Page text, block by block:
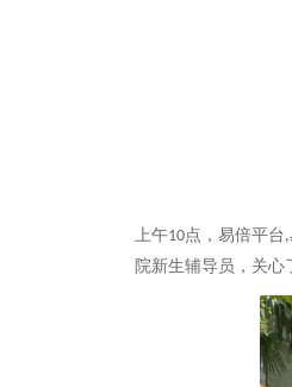
上午10点，易倍平
院新生辅导员，关心